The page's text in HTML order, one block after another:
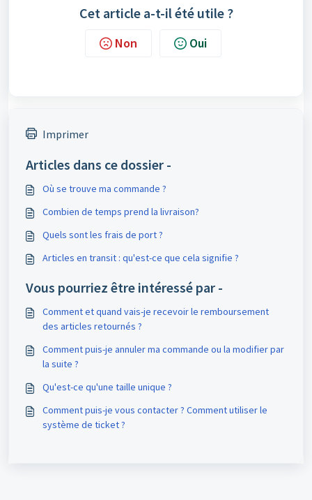
Cet article a-t-il été utile ?
Non Oui
Imprimer
Articles dans ce dossier -
Où se trouve ma commande ?
Combien de temps prend la livraison?
Quels sont les frais de port ?
Articles en transit : qu'est-ce que cela signifie ?
Vous pourriez être intéressé par -
Comment et quand vais-je recevoir le remboursement
des articles retournés ?
Comment puis-je annuler ma commande ou la modifier par
la suite ?
Qu'est-ce qu'une taille unique ?
Comment puis-je vous contacter ? Comment utiliser le
système de ticket ?